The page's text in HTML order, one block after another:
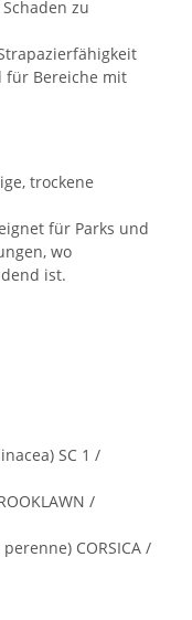
zu
für Bereiche mit
trockene
für Parks und
wo
ist.
SC 1 /
/
CORSICA /